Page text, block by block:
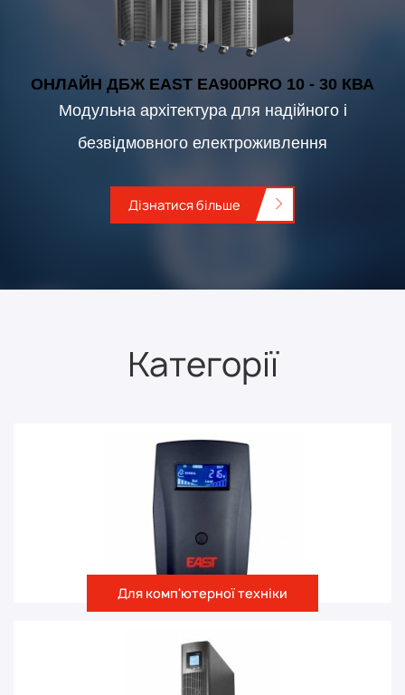
ОНЛАЙН ДБЖ EAST EA900PRO 10 - 30 КВА
Модульна архітектура для надійного і
безвідмовного електроживлення
Дізнатися більше
Категорії
Для комп'ютерної техніки